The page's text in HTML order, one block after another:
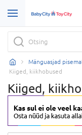
Mänguasjad
Kiiged, kiikhobused
Kiiged,